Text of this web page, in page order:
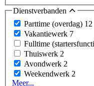
Dienstverbanden
Parttime (overdag) 12
Vakantiewerk 7
Fulltime
Thuiswerk 2
Avondwerk 2
Weekendwerk 2
Meer...